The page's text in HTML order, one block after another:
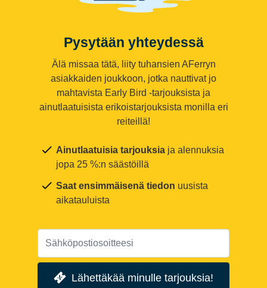
Pysytään yhteydessä
Älä missaa tätä, liity tuhansien AFerryn
asiakkaiden joukkoon, jotka nauttivat jo
mahtavista Early Bird -tarjouksista ja
ainutlaatuisista erikoistarjouksista monilla eri
reiteillä!
Ainutlaatuisia tarjouksia ja alennuksia
jopa 25 %:n säästöillä
Saat ensimmäisenä tiedon uusista
aikatauluista
Lähettäkää minulle tarjouksia!